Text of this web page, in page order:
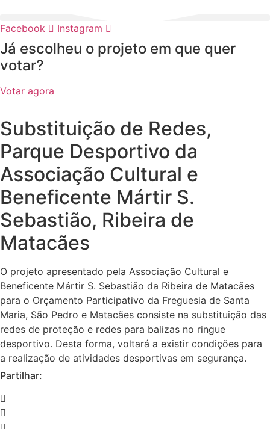
o
conteúdo
Facebook Instagram
Já escolheu o projeto em que quer
votar?
Votar agora
Substituição de Redes,
Parque Desportivo da
Associação Cultural e
Beneficente Mártir S.
Sebastião, Ribeira de
Matacães
O projeto apresentado pela Associação Cultural e
Beneficente Mártir S. Sebastião da Ribeira de Matacães
para o Orçamento Participativo da Freguesia de Santa
Maria, São Pedro e Matacães consiste na substituição das
redes de proteção e redes para balizas no ringue
desportivo. Desta forma, voltará a existir condições para
a realização de atividades desportivas em segurança.
Partilhar: